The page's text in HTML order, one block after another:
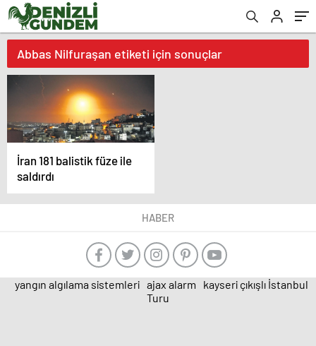
Abbas Nilfuraşan etiketi için sonuçlar
İran 181 balistik füze ile
saldırdı
HABER
yangın algılama sistemleri ajax alarm
kayseri çıkışlı İstanbul
Turu